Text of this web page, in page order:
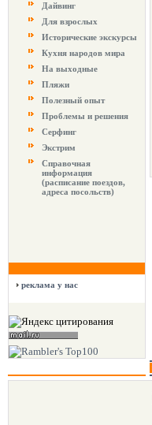
Дайвинг
Для взрослых
Исторические экскурсы
Кухня народов мира
На выходные
Пляжи
Полезный опыт
Проблемы и решения
Серфинг
Экстрим
Справочная
информация
(расписание поездов,
адреса посольств)
реклама у нас